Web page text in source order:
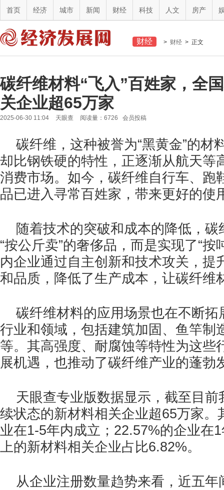
首页 经济 城市 新闻 财经 科技 人文 房产
财经 > 财经 > 正文
碳纤维材料“飞入”百姓家，全
关企业超65万家
2025-06-30 11:04 天眼查 阅读量：6726 会员投稿
碳纤维，这种被誉为“黑黄金”的材
却比钢铁硬的特性，正逐渐从航天等
消费市场。如今，碳纤维自行车、跑
品已进入寻常百姓家，带来更好的使
随着技术的突破和成本的降低，
“按公斤卖”的奢侈品，而是实现了“按
内企业通过自主创新和技术攻关，提
和品质，降低了生产成本，让碳纤维
碳纤维材料的应用场景也在不断拓
行业和领域，包括建筑加固、鱼竿制
等。其高强度、耐腐蚀等特性为这些
展机遇，也推动了碳纤维产业的蓬勃
天眼查专业版数据显示，截至目
续状态的新材料相关企业超65万家。
业在1-5年内成立；22.57%的企业在
上的新材料相关企业占比6.82%。
从企业注册数量趋势来看，近五